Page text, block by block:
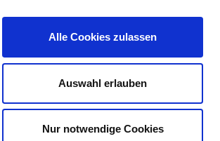
Alle Cookies zulassen
Auswahl erlauben
Nur notwendige Cookies
IHRE MEINUNG